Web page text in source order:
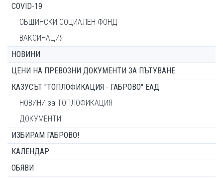
COVID-19
ОБЩИНСКИ СОЦИАЛЕН ФОНД
ВАКСИНАЦИЯ
НОВИНИ
ЦЕНИ НА ПРЕВОЗНИ ДОКУМЕНТИ ЗА ПЪТУВАНЕ
КАЗУСЪТ "ТОПЛОФИКАЦИЯ - ГАБРОВО" ЕАД
НОВИНИ за ТОПЛОФИКАЦИЯ
ДОКУМЕНТИ
ИЗБИРАМ ГАБРОВО!
КАЛЕНДАР
ОБЯВИ